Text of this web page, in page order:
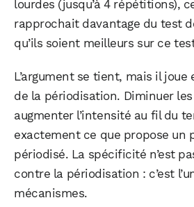
lourdes (jusqu’à 4 répétitions),
rapprochait davantage du test
qu’ils soient meilleurs sur ce
L’argument se tient, mais il
de la périodisation. Diminuer
augmenter l’intensité au fil du
exactement ce que propose un
périodisé. La spécificité n’est
contre la périodisation : c’est
mécanismes.